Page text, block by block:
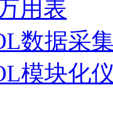
用表
数据采
模块化